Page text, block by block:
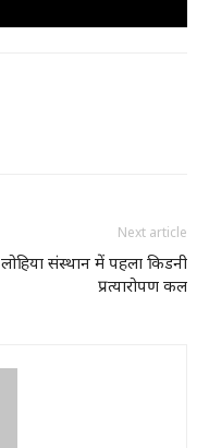
Next article
लोहिया संस्थान में पहला किडनी
प्रत्यारोपण कल